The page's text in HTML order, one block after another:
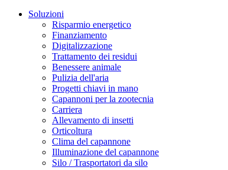
Soluzioni
Risparmio energetico
Finanziamento
Digitalizzazione
Trattamento dei residui
Benessere animale
Pulizia dell'aria
Progetti chiavi in mano
Capannoni per la zootecnia
Carriera
Allevamento di insetti
Orticoltura
Clima del capannone
Illuminazione del capannone
Silo / Trasportatori da silo